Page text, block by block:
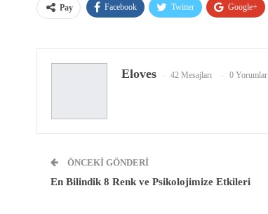
Pay Facebook Twitter Google+
Eloves 42 Mesajları 0 Yorumlar
ÖNCEKI GÖNDERI
En Bilindik 8 Renk ve Psikolojimize Etkileri